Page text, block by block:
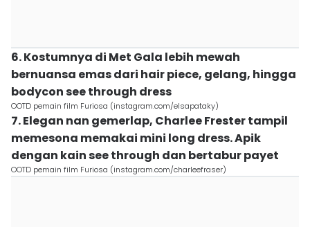
6. Kostumnya di Met Gala lebih mewah
bernuansa emas dari hair piece, gelang, hingga
bodycon see through dress
OOTD pemain film Furiosa (instagram.com/elsapataky)
7. Elegan nan gemerlap, Charlee Frester tampil
memesona memakai mini long dress. Apik
dengan kain see through dan bertabur payet
OOTD pemain film Furiosa (instagram.com/charleefraser)